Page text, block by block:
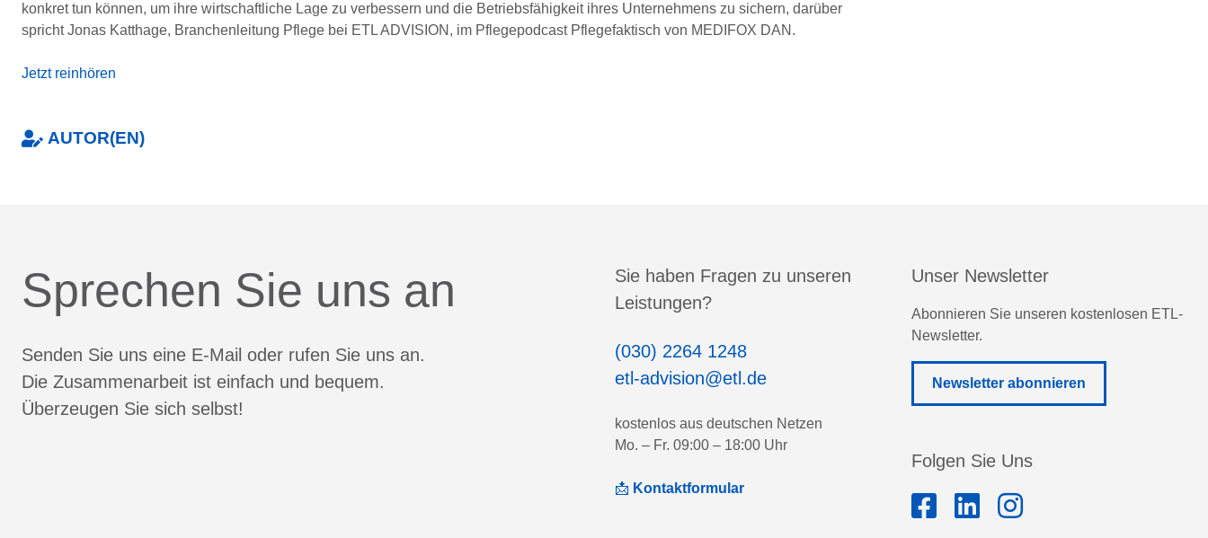
konkret tun können, um ihre wirtschaftliche Lage zu verbessern und die Betriebsfähigkeit ihres Unternehmens zu sichern, darüber
spricht Jonas Katthage, Branchenleitung Pflege bei ETL ADVISION, im Pflegepodcast Pflegefaktisch von MEDIFOX DAN.
Jetzt reinhören
AUTOR(EN)
Sprechen Sie uns an
Senden Sie uns eine E-Mail oder rufen Sie uns an.
Die Zusammenarbeit ist einfach und bequem.
Überzeugen Sie sich selbst!
Sie haben Fragen zu unseren
Leistungen?
(030) 2264 1248
etl-advision@etl.de
kostenlos aus deutschen Netzen
Mo. – Fr. 09:00 – 18:00 Uhr
📩 Kontaktformular
Unser Newsletter
Abonnieren Sie unseren kostenlosen ETL-
Newsletter.
Newsletter abonnieren
Folgen Sie Uns